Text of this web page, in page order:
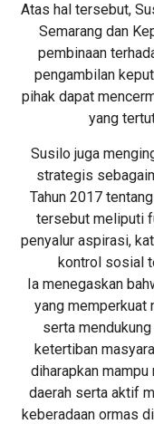
Atas hal tersebut,
Semarang dan
pembinaan
pengambilan
pihak dapat
yang
Susilo juga
strategis
Tahun 2017
tersebut meliputi
penyalur aspirasi,
kontrol sosial
Ia menegaskan
yang memperkuat
serta
ketertiban
diharapkan
daerah serta aktif
keberadaan ormas